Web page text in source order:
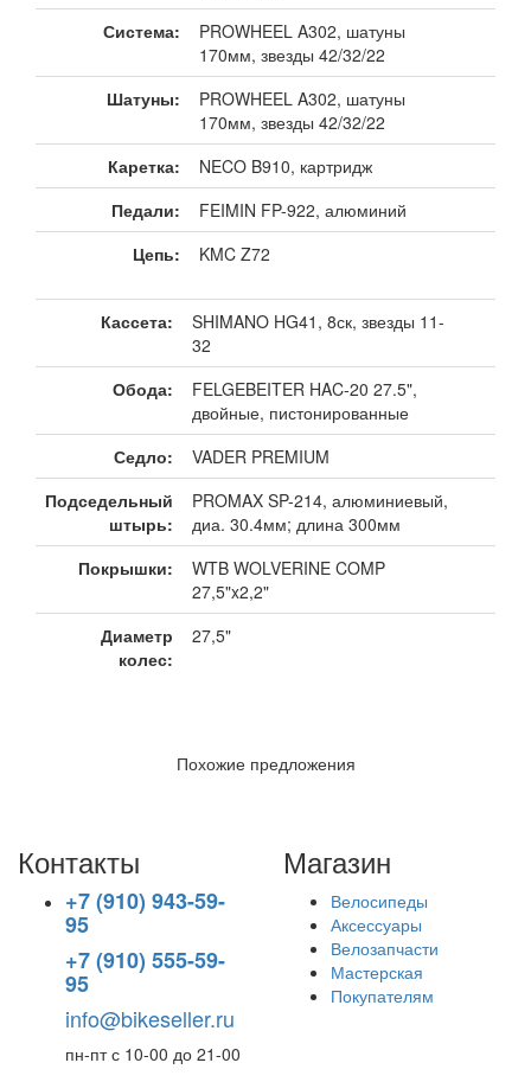
Система:
PROWHEEL A302, шатуны
170мм, звезды 42/32/22
Шатуны:
PROWHEEL A302, шатуны
170мм, звезды 42/32/22
Каретка:
NECO B910, картридж
Педали:
FEIMIN FP-922, алюминий
Цепь:
KMC Z72
Кассета:
SHIMANO HG41, 8ск, звезды 11-
32
Обода:
FELGEBEITER HAC-20 27.5",
двойные, пистонированные
Седло:
VADER PREMIUM
Подседельный
штырь:
PROMAX SP-214, алюминиевый,
диа. 30.4мм; длина 300мм
Покрышки:
WTB WOLVERINE COMP
27,5"x2,2"
Диаметр
колес:
27,5"
Похожие предложения
Контакты
+7 (910) 943-59-
95
+7 (910) 555-59-
95
info@bikeseller.ru
пн-пт с 10-00 до 21-00
Магазин
Велосипеды
Аксессуары
Велозапчасти
Мастерская
Покупателям